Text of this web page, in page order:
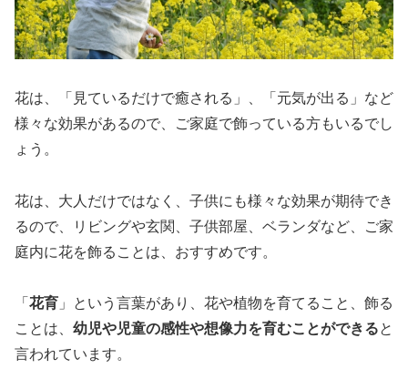
花は、「見ているだけで癒される」、「元気が出る」など
様々な効果があるので、ご家庭で飾っている方もいるでし
ょう。
花は、大人だけではなく、子供にも様々な効果が期待でき
るので、リビングや玄関、子供部屋、ベランダなど、ご家
庭内に花を飾ることは、おすすめです。
「 花育 」という言葉があり、花や植物を育てること、飾る
ことは、 幼児や児童の感性や想像力を育むことができると
言われています。